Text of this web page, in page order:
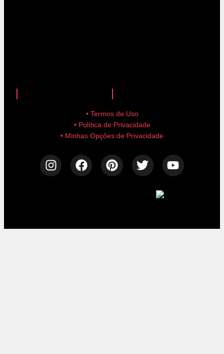
• Termos de Uso
• Política de Privacidade
• Minhas Opções de Privacidade